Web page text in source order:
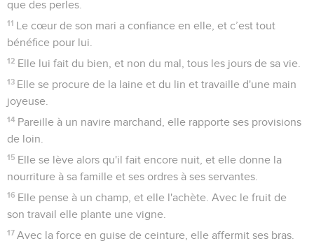
que des perles.
11 Le cœur de son mari a confiance en elle, et c’est tout
bénéfice pour lui.
12 Elle lui fait du bien, et non du mal, tous les jours de sa vie.
13 Elle se procure de la laine et du lin et travaille d'une main
joyeuse.
14 Pareille à un navire marchand, elle rapporte ses provisions
de loin.
15 Elle se lève alors qu'il fait encore nuit, et elle donne la
nourriture à sa famille et ses ordres à ses servantes.
16 Elle pense à un champ, et elle l'achète. Avec le fruit de
son travail elle plante une vigne.
17 Avec la force en guise de ceinture, elle affermit ses bras.